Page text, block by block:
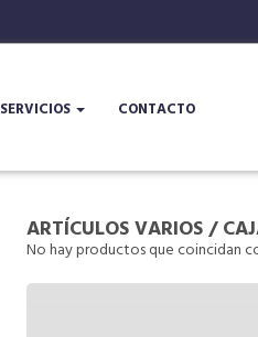
SERVICIOS CONTACTO
ARTÍCULOS VARIOS/
No hay productos que coincidan